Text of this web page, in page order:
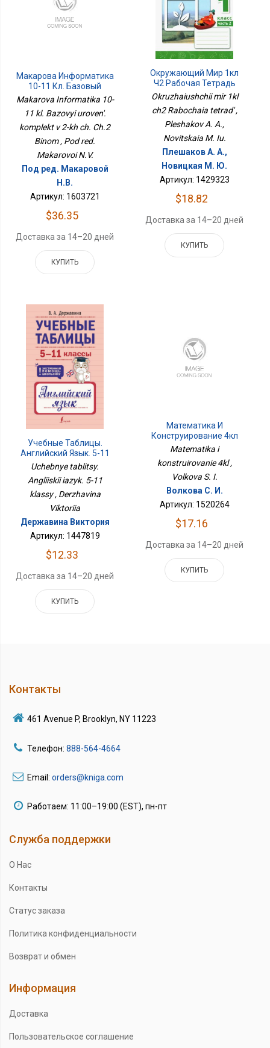
Макарова Информатика
10-11 Кл. Базовый
Уровень. Комплект В 2-Х
Makarova Informatika 10-
11 kl. Bazovyi uroven'.
komplekt v 2-kh ch. Ch.2
Binom , Pod red.
Makarovoi N.V.
Под ред. Макаровой
Н.В.
Артикул: 1603721
$36.35
Доставка за 14–20 дней
КУПИТЬ
Окружающий Мир 1кл
Ч2 Рабочая Тетрадь
Okruzhaiushchii mir 1kl
ch2 Rabochaia tetrad' ,
Pleshakov A. A.,
Novitskaia M. Iu.
Плешаков А. А.,
Новицкая М. Ю.
Артикул: 1429323
$18.82
Доставка за 14–20 дней
КУПИТЬ
Учебные Таблицы.
Английский Язык. 5-11
Классы
Uchebnye tablitsy.
Angliiskii iazyk. 5-11
klassy , Derzhavina
Viktoriia
Державина Виктория
Артикул: 1447819
$12.33
Доставка за 14–20 дней
КУПИТЬ
Математика И
Конструирование 4кл
Matematika i
konstruirovanie 4kl ,
Volkova S. I.
Волкова С. И.
Артикул: 1520264
$17.16
Доставка за 14–20 дней
КУПИТЬ
Контакты
461 Avenue P, Brooklyn, NY 11223
Телефон: 888-564-4664
Email: orders@kniga.com
Работаем: 11:00–19:00 (EST), пн-пт
Служба поддержки
О Нас
Контакты
Статус заказа
Политика конфиденциальности
Возврат и обмен
Информация
Доставка
Пользовательское соглашение